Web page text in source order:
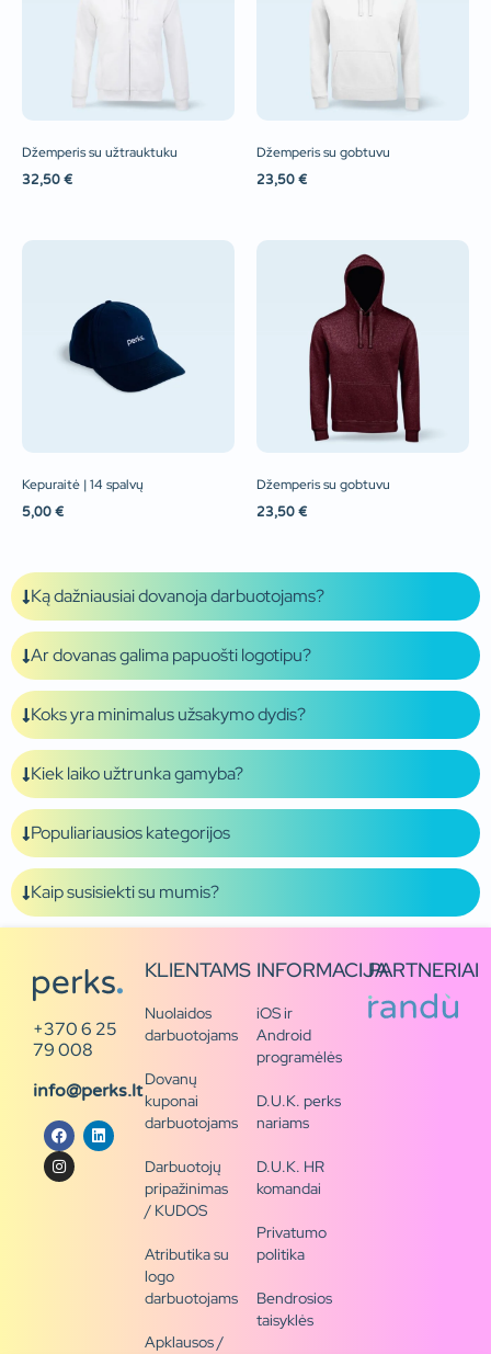
Džemperis su užtrauktuku
32,50 €
Džemperis su gobtuvu
23,50 €
Kepuraitė | 14 spalvų
5,00 €
Džemperis su gobtuvu
23,50 €
Ką dažniausiai dovanoja darbuotojams?
Ar dovanas galima papuošti logotipu?
Koks yra minimalus užsakymo dydis?
Kiek laiko užtrunka gamyba?
Populiariausios kategorijos
Kaip susisiekti su mumis?
+370 6 25
79 008
info@perks.lt
KLIENTAMS
Nuolaidos
darbuotojams
Dovanų
kuponai
darbuotojams
Darbuotojų
pripažinimas
/ KUDOS
Atributika su
logo
darbuotojams
Apklausos /
INFORMACIJA
iOS ir
Android
programėlės
D.U.K. perks
nariams
D.U.K. HR
komandai
Privatumo
politika
Bendrosios
taisyklės
PARTNERIAI